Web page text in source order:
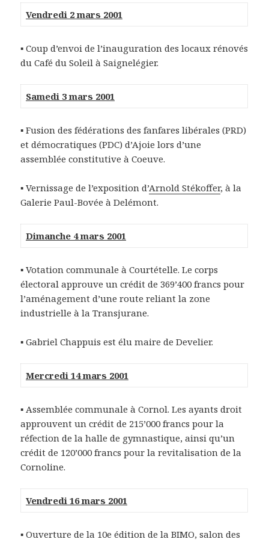
Vendredi 2 mars 2001
▪ Coup d’envoi de l’inauguration des locaux rénovés
du Café du Soleil à Saignelégier.
Samedi 3 mars 2001
▪ Fusion des fédérations des fanfares libérales (PRD)
et démocratiques (PDC) d’Ajoie lors d’une
assemblée constitutive à Coeuve.
▪ Vernissage de l’exposition d’Arnold Stékoffer, à la
Galerie Paul-Bovée à Delémont.
Dimanche 4 mars 2001
▪ Votation communale à Courtételle. Le corps
électoral approuve un crédit de 369’400 francs pour
l’aménagement d’une route reliant la zone
industrielle à la Transjurane.
▪ Gabriel Chappuis est élu maire de Develier.
Mercredi 14 mars 2001
▪ Assemblée communale à Cornol. Les ayants droit
approuvent un crédit de 215’000 francs pour la
réfection de la halle de gymnastique, ainsi qu’un
crédit de 120’000 francs pour la revitalisation de la
Cornoline.
Vendredi 16 mars 2001
▪ Ouverture de la 10e édition de la BIMO, salon des